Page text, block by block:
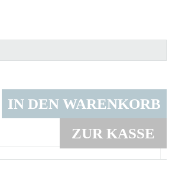
IN DEN WARENKORB
ZUR KASSE